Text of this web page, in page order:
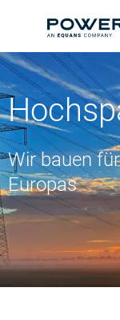
Wir bauen
Europas